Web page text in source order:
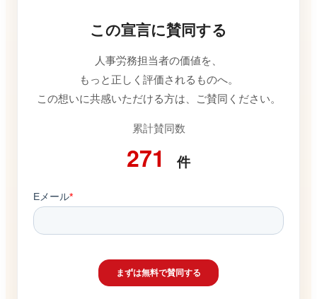
この宣言に賛同する
人事労務担当者の価値を、
もっと正しく評価されるものへ。
この想いに共感いただける方は、ご賛同ください。
累計賛同数
271 件